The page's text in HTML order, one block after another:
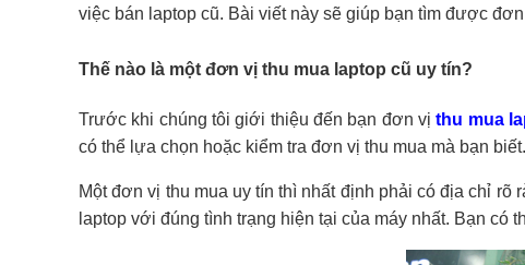
việc bán laptop cũ. Bài viết này sẽ giúp bạn tìm được
Thế nào là một đơn vị thu mua laptop cũ uy tín?
Trước khi chúng tôi giới thiệu đến bạn đơn vịthu mua
có thể lựa chọn hoặc kiểm tra đơn vị thu mua mà bạn biết.
Một đơn vị thu mua uy tín thì nhất định phải có địa chỉ
laptop với đúng tình trạng hiện tại của máy nhất. Bạn